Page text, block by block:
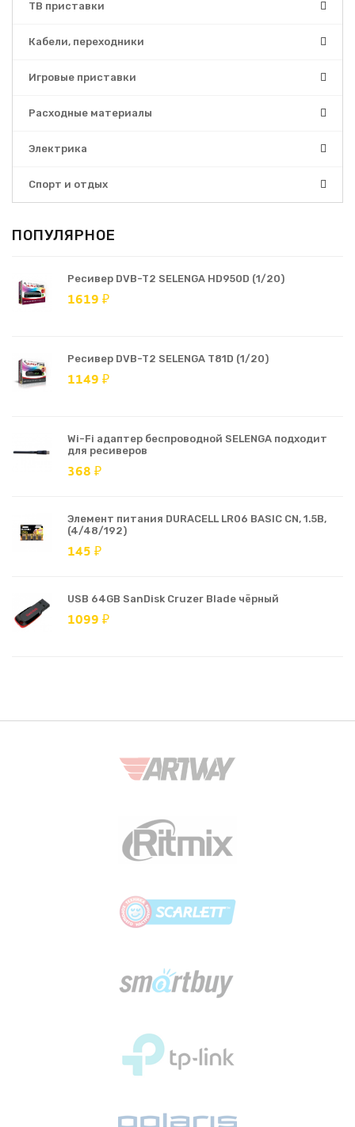
ТВ приставки
Кабели, переходники
Игровые приставки
Расходные материалы
Электрика
Спорт и отдых
ПОПУЛЯРНОЕ
Ресивер DVB-T2 SELENGA HD950D (1/20)
1619 ₽
Ресивер DVB-T2 SELENGA T81D (1/20)
1149 ₽
Wi-Fi адаптер беспроводной SELENGA подходит
для ресиверов
368 ₽
Элемент питания DURACELL LR06 BASIC CN, 1.5В,
(4/48/192)
145 ₽
USB 64GB SanDisk Cruzer Blade чёрный
1099 ₽